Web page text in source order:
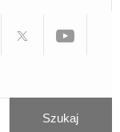
czarnymczarnymżółtym